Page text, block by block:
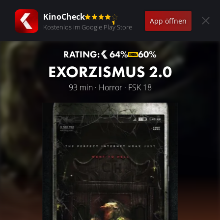
KinoCheck
Kostenlos im Google Play Store
App öffnen
RATING: 64% 60%
EXORZISMUS 2.0
93 min · Horror · FSK 18